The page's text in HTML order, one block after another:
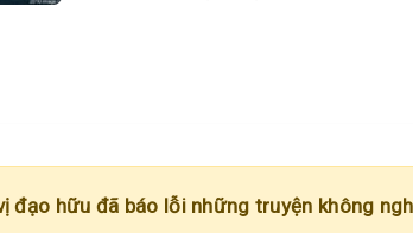
đạo hữu đã báo lỗi những truyện không